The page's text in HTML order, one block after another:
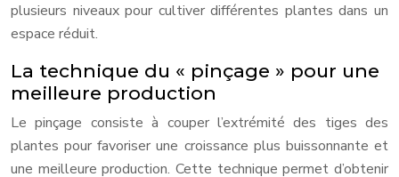
plusieurs niveaux pour cultiver différentes plantes dans un
espace réduit.
La technique du « pinçage » pour une
meilleure production
Le pinçage consiste à couper l’extrémité des tiges des
plantes pour favoriser une croissance plus buissonnante et
une meilleure production. Cette technique permet d’obtenir